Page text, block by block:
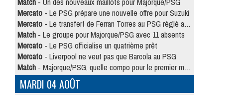
Mercato - Le PSG prépare une nouvelle offre pour Suzuki
Mercato - Le transfert de Ferran Torres au PSG réglé avant le 12 août ?
Match - Le groupe pour Majorque/PSG avec 11 absents
Mercato - Le PSG officialise un quatrième prêt
Mercato - Liverpool ne veut pas que Barcola au PSG
Match - Majorque/PSG, quelle compo pour le premier match de la saison 2026/27 ?
MARDI 04 AOÛT